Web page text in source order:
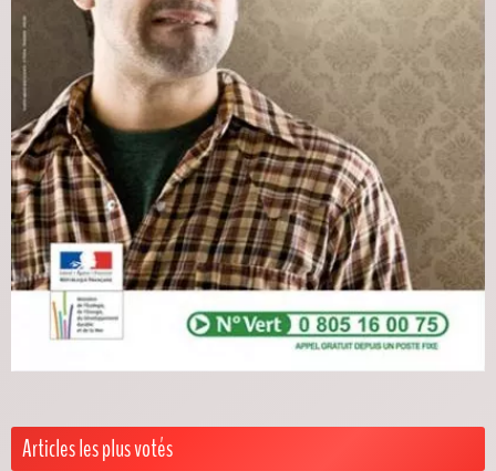
Articles les plus votés